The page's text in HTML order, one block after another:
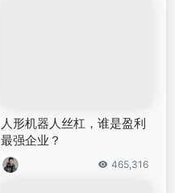
人形机器人丝杠，谁是盈利
最强企业？
465,316